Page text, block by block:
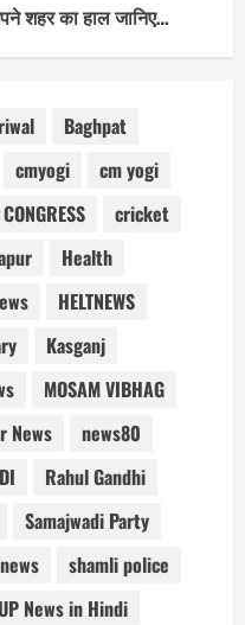
शहर का हाल जानिए…
Baghpat
cmyogi
cm yogi
CONGRESS
cricket
Health
HELTNEWS
Kasganj
MOSAM VIBHAG
News
news80
Rahul Gandhi
Samajwadi Party
shamli police
News in Hindi